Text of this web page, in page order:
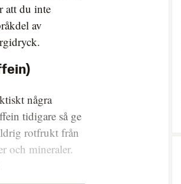
att du inte
av
några
tidigare så ge
rotfrukt från
och mineraler.